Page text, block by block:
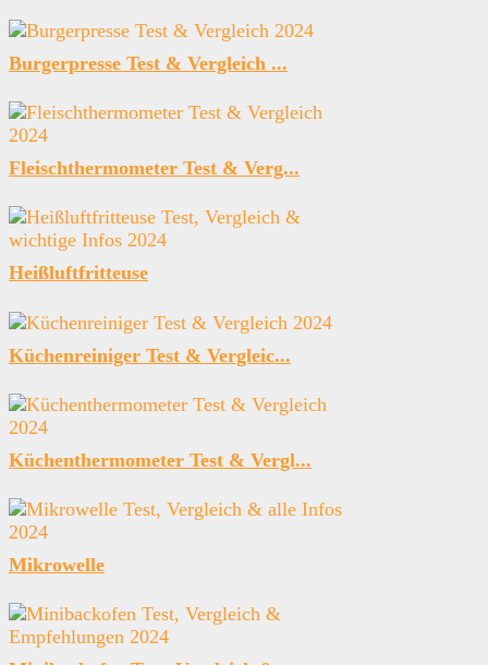
Burgerpresse Test & Vergleich ...
Fleischthermometer Test & Verg...
Heißluftfritteuse
Küchenreiniger Test & Vergleic...
Küchenthermometer Test & Vergl...
Mikrowelle